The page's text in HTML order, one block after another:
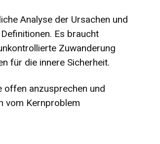
Analyse der Ursachen und
Es braucht
Zuwanderung
für die innere Sicherheit.
offen anzusprechen und
vom Kernproblem